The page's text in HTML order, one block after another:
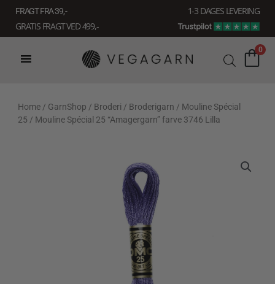
indholdet
FRAGT FRA 39, -
1-3 DAGES LEVERING
GRATIS FRAGT VED 499,-
0
Home / GarnShop / Broderi / Broderigarn / Mouline Spécial
25 / Mouline Spécial 25 “Amagergarn” farve 3746 Lilla